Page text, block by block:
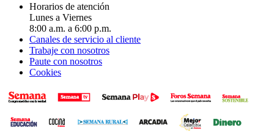
Horarios de atención
Lunes a Viernes
8:00 a.m. a 6:00 p.m.
Canales de servicio al cliente
Trabaje con nosotros
Paute con nosotros
Cookies